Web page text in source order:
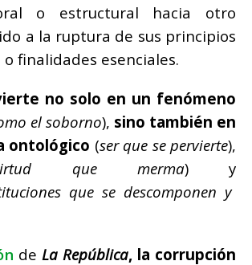
o estructural hacia otro
a la ruptura de sus principios
finalidades esenciales.
no solo en un fenómeno
el soborno), sino también en
ontológico (ser que se pervierte),
que merma) y
que se descomponen y
de La República, la corrupción